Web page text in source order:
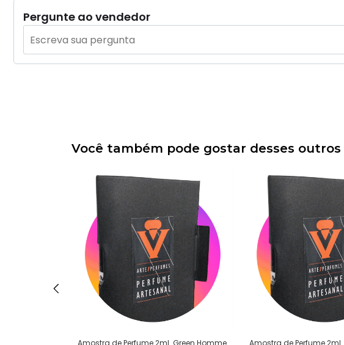
Pergunte ao vendedor
Você também pode gostar desses outros
Amostra de Perfume 2ml. Green Homme
Amostra de Perfume 2ml.